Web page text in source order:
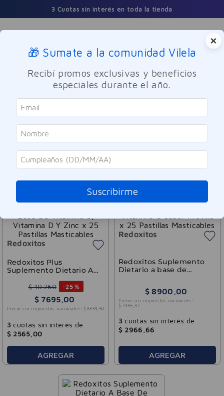
3 Cuotas sin interés en toda la tienda
Buscar
Redoxitos
Redoxitos Plus
Suplemento Dietario A
Vitamina D Y Zinc x 25
Pastillas Masticables
$ 10.260 -25 %
$ 7695,00
Precio sin impuestos nacionales: $ 6359, 50
3 cuotas sin interés de
$ 2565,00
AGREGAR
Redoxitos
Redoxitos Suplemento
Dietario a base de
$ 8900 ,00
Precio sin impuestos nacionales:
$ 7355 ,37
3 cuotas sin interés de
$ 2966 ,66
AGREGAR
×
🎁 Sumate a la comunidad Vilela
Recibí promos exclusivas y beneficios
especiales durante el año.
Suscribirme